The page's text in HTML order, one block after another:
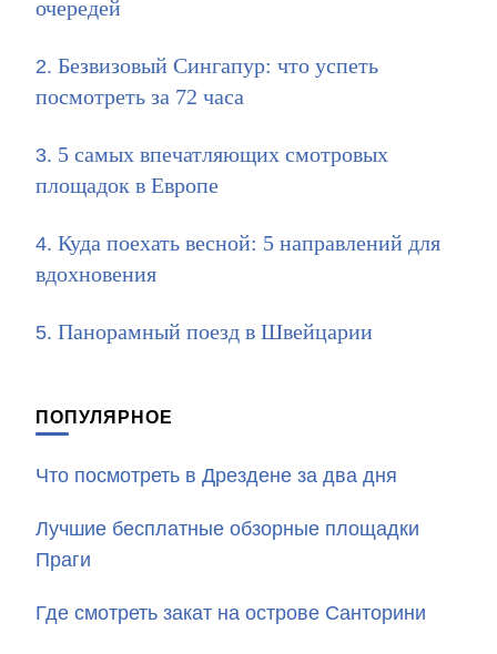
очередей
Безвизовый Сингапур: что успеть
посмотреть за 72 часа
5 самых впечатляющих смотровых
площадок в Европе
Куда поехать весной: 5 направлений для
вдохновения
Панорамный поезд в Швейцарии
ПОПУЛЯРНОЕ
Что посмотреть в Дрездене за два дня
Лучшие бесплатные обзорные площадки
Праги
Где смотреть закат на острове Санторини